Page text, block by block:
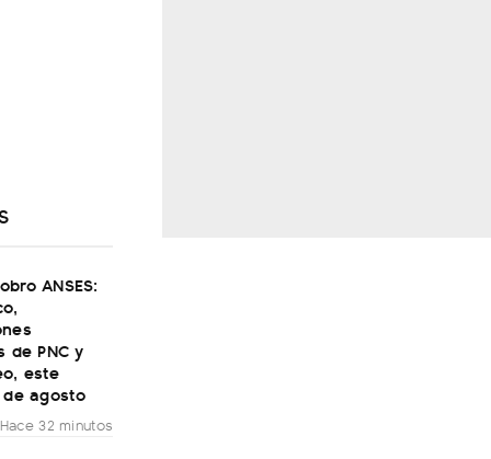
ANSES:
de PNC y
este
agosto
Hace 32 minutos